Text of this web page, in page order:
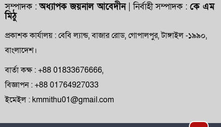
দুর্নীতি ও অনিয়মের অভিযোগ
অফিসারের বিদায় সংবর্ধনা
গোপালপুর প্রেসক্লাবের সংবাদকর্মীদের সঙ্গে
নবাগত ইউএনও’র মতবিনিময়
সম্পাদক :অধ্যাপক জয়নাল আবেদীন| নির্বাহী সম্পাদক : কে এম
মিঠু
প্রকাশক কার্যালয় : বেবি ল্যান্ড, বাজার রোড, গোপালপুর, টাঙ্গাইল -১৯৯০,
বাংলাদেশ।
বার্তা কক্ষ : +88 01833676666,
বিজ্ঞাপন : +88 01764927033
ইমেইল : kmmithu01@gmail.com